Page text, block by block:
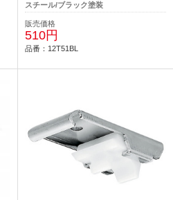
スチール/ブラック塗装
販売価格
510円
品番：12T51BL